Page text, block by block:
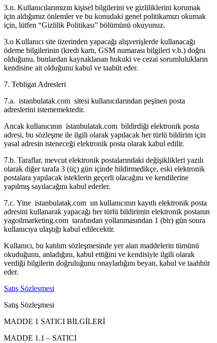
3.n. Kullanıcılarımızın kişisel bilgilerini ve gizliliklerini korumak
için aldığımız önlemler ve bu konudaki genel politikamızı okumak
için, lütfen “Gizlilik Politikası” bölümünü okuyunuz.
3.o Kullanıcı site üzerinden yapacağı alışverişlerde kullanacağı
ödeme bilgilerinin (kredi kartı, GSM numarası bilgileri v.b.) doğru
olduğunu, bunlardan kaynaklanan hukuki ve cezai sorumlulukların
kendisine ait olduğunu kabul ve taahüt eder.
7. Tebligat Adresleri
7.a. istanbulatak.com sitesi kullanıcılarından peşinen posta
adreslerini istememektedir.
Ancak kullanıcının istanbulatak.com bildirdiği elektronik posta
adresi, bu sözleşme ile ilgili olarak yapılacak her türlü bildirim için
yasal adresin isteneceği elektronik posta olarak kabul edilir.
7.b. Taraflar, mevcut elektronik postalarındaki değişiklikleri yazılı
olarak diğer tarafa 3 (üç) gün içinde bildirmedikçe, eski elektronik
postalara yapılacak isteklerin geçerli olacağını ve kendilerine
yapılmış sayılacağını kabul ederler.
7.c. Yine istanbulatak.com un kullanıcının kayıtlı elektronik posta
adresini kullanarak yapacağı her türlü bildirimin elektronik postanın
yagoilmarketing.com tarafından yollanmasından 1 (bir) gün sonra
kullanıcıya ulaştığı kabul edilecektir.
Kullanıcı, bu katılım sözleşmesinde yer alan maddelerin tümünü
okuduğunu, anladığını, kabul ettiğini ve kendisiyle ilgili olarak
verdiği bilgilerin doğruluğunu onayladığını beyan, kabul ve taahhüt
eder.
Satış Sözleşmesi
Satış Sözleşmesi
MADDE 1 SATICI BİLGİLERİ
MADDE 1.1 – SATICI